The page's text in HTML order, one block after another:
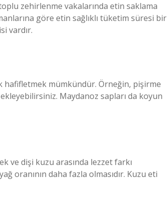
zehirlenme vakalarında etin saklama
göre etin sağlıklı tüketim süresi bir
vardır.
mümkündür. Örneğin, pişirme
Maydanoz sapları da koyun
ve dişi kuzu arasında lezzet farkı
oranının daha fazla olmasıdır. Kuzu eti